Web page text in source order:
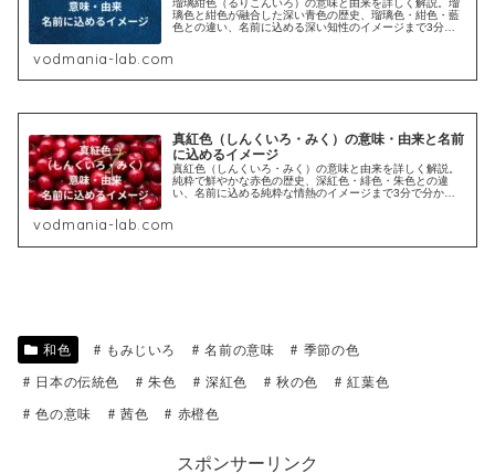
璃色と紺色が融合した深い青色の歴史、瑠璃色・紺色・藍
色との違い、名前に込める深い知性のイメージまで3分で
vodmania-lab.com
真紅色（しんくいろ・みく）の意味・由来と名前
に込めるイメージ
真紅色（しんくいろ・みく）の意味と由来を詳しく解説。
純粋で鮮やかな赤色の歴史、深紅色・緋色・朱色との違
い、名前に込める純粋な情熱のイメージまで3分で分かり
vodmania-lab.com
和色 もみじいろ 名前の意味
季節の色
日本の伝統色
朱色 深紅色 秋の色
紅葉色
色の意味
茜色 赤橙色
スポンサーリンク